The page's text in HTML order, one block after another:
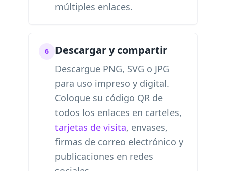
múltiples enlaces.
6 Descargar y compartir
Descargue PNG, SVG o JPG
para uso impreso y digital.
Coloque su código QR de
todos los enlaces en carteles,
tarjetas de visita, envases,
firmas de correo electrónico y
publicaciones en redes